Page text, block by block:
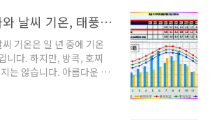
세부 자유여행 투어 및 초
리 해 봤습니다. 필수 정보
다. 세부 항공권 세부 여
다. 그 중에서 가격이 제
세부 9월 날씨 기
7월, 8월 오키나와 날씨 기온, 태풍, 비 정보, 옷 준비, 유심, 호텔, 숙소가격
기온은 일 년 중에 기온
니다. 하지만, 방콕, 호찌
는 않습니다. 아름다운 자
시원하고 맑은 바다, 산
을 해주기 때문입니